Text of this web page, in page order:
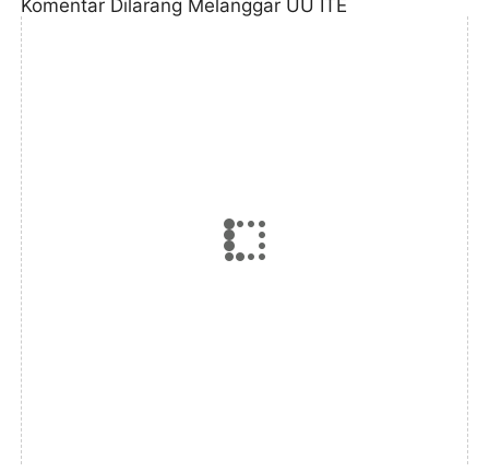
Komentar Dilarang Melanggar UU ITE